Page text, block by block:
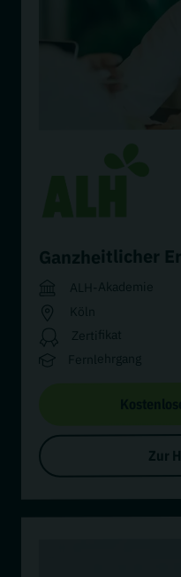
Ganzheitlicher
ALH-Akademie
Köln
Zertifikat
Fernlehrgang
Zur